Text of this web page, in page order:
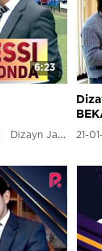
6:23
Dizayn Jamoasi 21-